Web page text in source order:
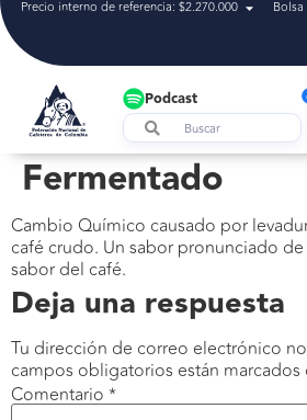
Precio interno de referencia: $2.270.000
Podcast
Fermentado
Cambio Químico causado por
café crudo. Un sabor pronunciado
sabor del café.
Deja una respuesta
Tu dirección de correo electrónico
campos obligatorios están marcados
Comentario *